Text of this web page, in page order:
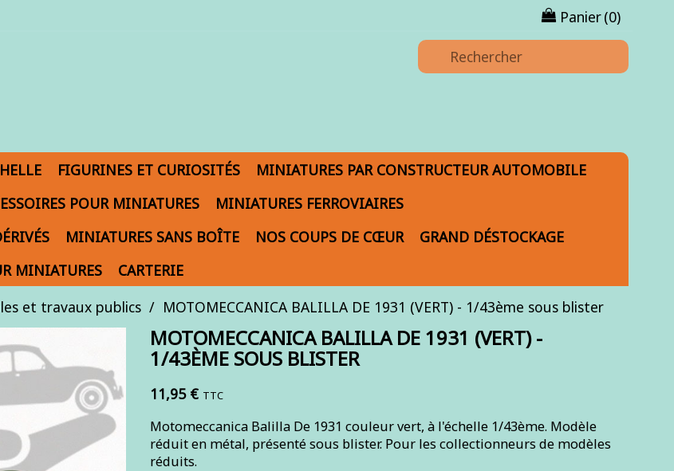
Panier(0)
FIGURINES ET CURIOSITÉS
MINIATURES PAR CONSTRUCTEUR AUTOMOBILE
POUR MINIATURES
MINIATURES FERROVIAIRES
MINIATURES SANS BOÎTE NOS COUPS DE CŒUR
GRAND DÉSTOCKAGE
MINIATURES
CARTERIE
et travaux publics MOTOMECCANICA BALILLA DE 1931 (VERT) - 1/43ème sous blister
MOTOMECCANICA BALILLA DE 1931 (VERT) -
1/43ÈME SOUS BLISTER
11,95 € TTC
Motomeccanica Balilla De 1931 couleur vert, à l'échelle 1/43ème. Modèle
réduit en métal, présenté sous blister. Pour les collectionneurs de modèles
réduits.